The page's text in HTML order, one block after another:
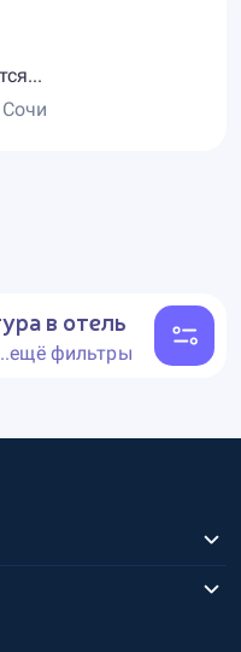
в отель
фильтры